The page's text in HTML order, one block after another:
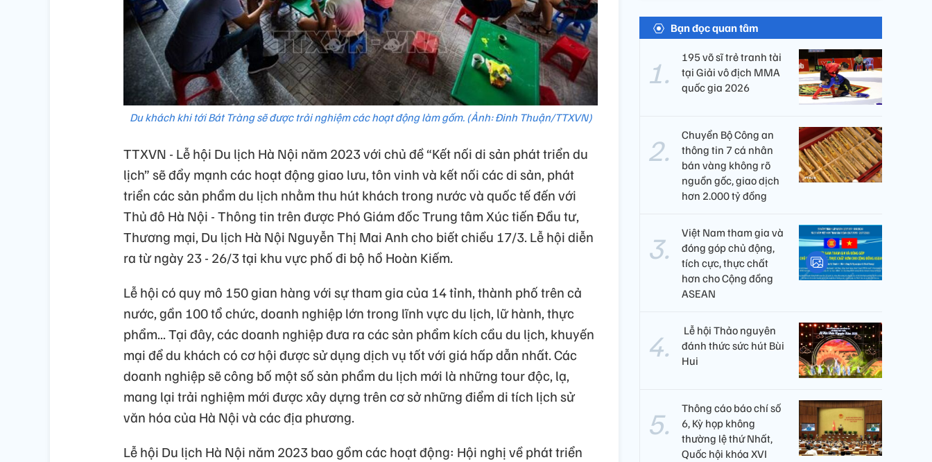
Du khách khi tới Bát Tràng sẽ được trải nghiệm các hoạt động làm gốm. (Ảnh: Đinh Thuận/TTXVN)
TTXVN - Lễ hội Du lịch Hà Nội năm 2023 với chủ đề “Kết nối di sản phát triển du
lịch” sẽ đẩy mạnh các hoạt động giao lưu, tôn vinh và kết nối các di sản, phát
triển các sản phẩm du lịch nhằm thu hút khách trong nước và quốc tế đến với
Thủ đô Hà Nội - Thông tin trên được Phó Giám đốc Trung tâm Xúc tiến Đầu tư,
Thương mại, Du lịch Hà Nội Nguyễn Thị Mai Anh cho biết chiều 17/3. Lễ hội diễn
ra từ ngày 23 - 26/3 tại khu vực phố đi bộ hồ Hoàn Kiếm.
Lễ hội có quy mô 150 gian hàng với sự tham gia của 14 tỉnh, thành phố trên cả
nước, gần 100 tổ chức, doanh nghiệp lớn trong lĩnh vực du lịch, lữ hành, thực
phẩm... Tại đây, các doanh nghiệp đưa ra các sản phẩm kích cầu du lịch, khuyến
mại để du khách có cơ hội được sử dụng dịch vụ tốt với giá hấp dẫn nhất. Các
doanh nghiệp sẽ công bố một số sản phẩm du lịch mới là những tour độc, lạ,
mang lại trải nghiệm mới được xây dựng trên cơ sở những điểm di tích lịch sử
văn hóa của Hà Nội và các địa phương.
Lễ hội Du lịch Hà Nội năm 2023 bao gồm các hoạt động: Hội nghị về phát triển
Bạn đọc quan tâm
195 võ sĩ trẻ tranh tài
tại Giải vô địch MMA
quốc gia 2026
Chuyển Bộ Công an
thông tin 7 cá nhân
bán vàng không rõ
nguồn gốc, giao dịch
hơn 2.000 tỷ đồng
Việt Nam tham gia và
đóng góp chủ động,
tích cực, thực chất
hơn cho Cộng đồng
ASEAN
​ Lễ hội Thảo nguyên
đánh thức sức hút Bùi
Hui
Thông cáo báo chí số
6, Kỳ họp không
thường lệ thứ Nhất,
Quốc hội khóa XVI